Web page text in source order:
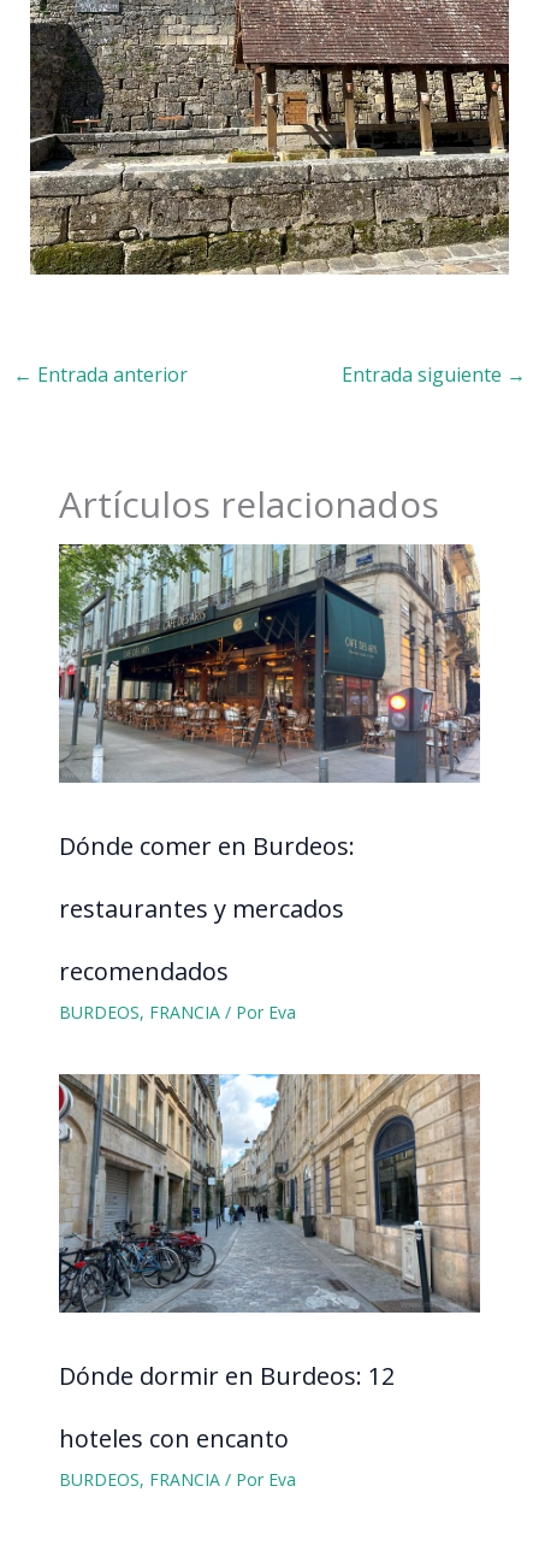
← Entrada anterior Entrada siguiente →
Artículos relacionados
Dónde comer en Burdeos:
restaurantes y mercados
recomendados
BURDEOS, FRANCIA/ Por Eva
Dónde dormir en Burdeos: 12
hoteles con encanto
BURDEOS, FRANCIA/ Por Eva